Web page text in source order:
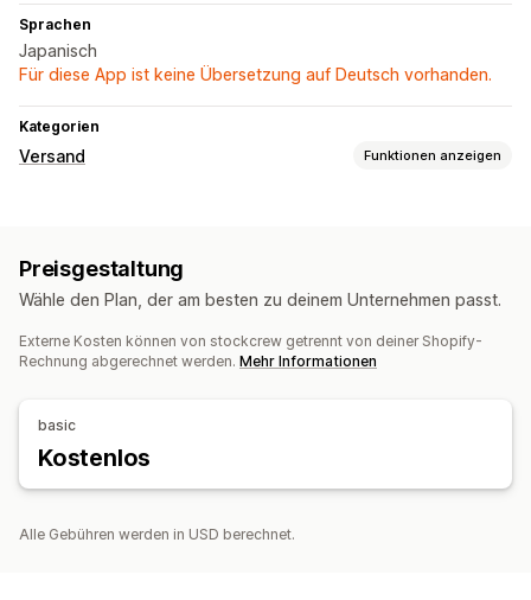
Sprachen
Japanisch
Für diese App ist keine Übersetzung auf Deutsch vorhanden.
Kategorien
Versand Funktionen anzeigen
Bestellsynchronisierung
Bestellsynchronisierung Bestellupdates
Preisgestaltung
Wähle den Plan, der am besten zu deinem Unternehmen passt.
Externe Kosten können von stockcrew getrennt von deiner Shopify-
Rechnung abgerechnet werden. Mehr Informationen
basic
Kostenlos
Alle Gebühren werden in USD berechnet.